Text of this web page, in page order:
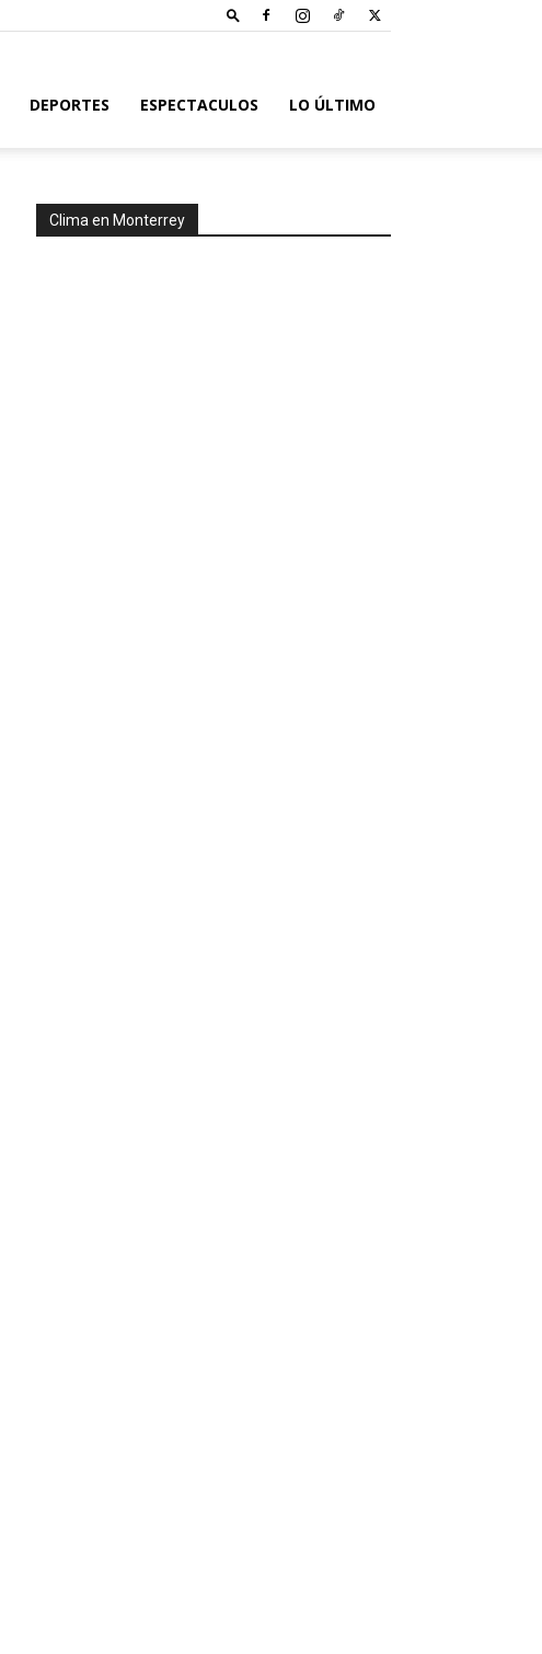
DEPORTES ESPECTACULOS LO ÚLTIMO
Clima en Monterrey